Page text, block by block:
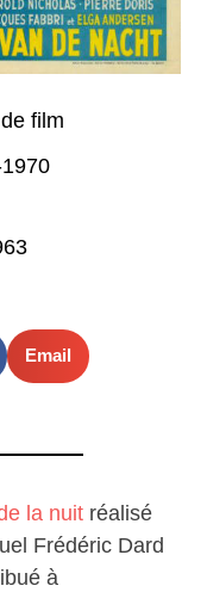
film
Email
la nuit réalisé
Frédéric Dard
à